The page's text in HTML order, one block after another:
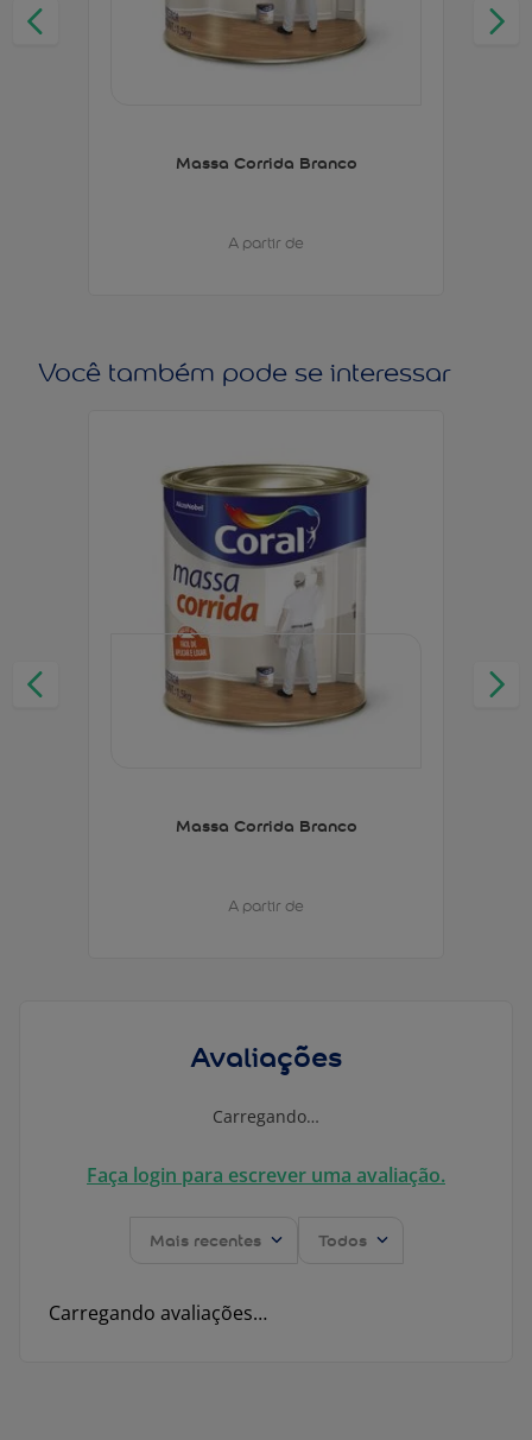
Massa Corrida Branco
A partir de
Você também pode se interessar
Massa Corrida Branco
A partir de
Avaliações
Carregando…
Faça login para escrever uma avaliação.
Mais recentes Todos
Carregando avaliações…